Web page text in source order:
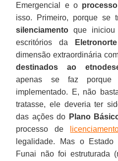
Emergencial e o
isso. Primeiro, porque se
silenciamento que iniciou
escritórios da
Eletronorte
dimensão extraordinária
destinados ao
apenas se faz
implementado. E, não
tratasse, ele deveria ter
das ações do Plano
processo de
legalidade. Mas o
Funai não foi estruturada